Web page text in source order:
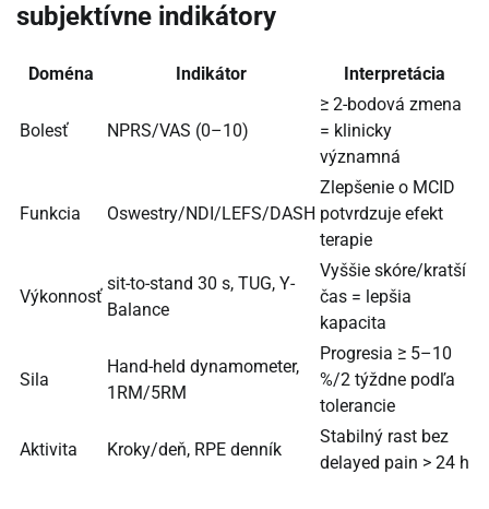
subjektívne indikátory
Doména Indikátor Interpretácia
Bolesť NPRS/VAS (0–10)
≥ 2-bodová zmena
= klinicky
významná
Funkcia Oswestry/NDI/LEFS/DASH
Zlepšenie o MCID
potvrdzuje efekt
terapie
Výkonnosť
sit-to-stand 30 s, TUG, Y-
Balance
Vyššie skóre/kratší
čas = lepšia
kapacita
Sila
Hand-held dynamometer,
1RM/5RM
Progresia ≥ 5–10
%/2 týždne podľa
tolerancie
Aktivita Kroky/deň, RPE denník
Stabilný rast bez
delayed pain > 24 h